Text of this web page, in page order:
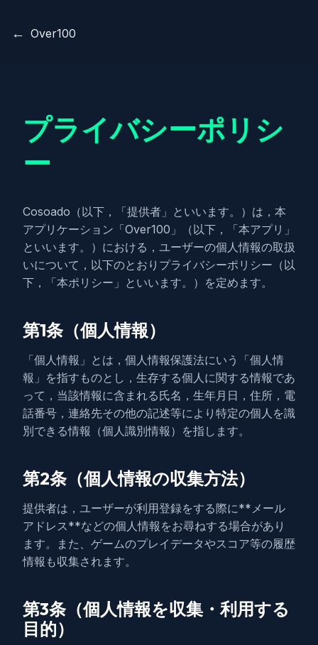
← Over100
プライバシーポリシ
ー
Cosoado（以下，「提供者」といいます。）は，本
アプリケーション「Over100」（以下，「本アプリ」
といいます。）における，ユーザーの個人情報の取扱
いについて，以下のとおりプライバシーポリシー（以
下，「本ポリシー」といいます。）を定めます。
第1条（個人情報）
「個人情報」とは，個人情報保護法にいう「個人情
報」を指すものとし，生存する個人に関する情報であ
って，当該情報に含まれる氏名，生年月日，住所，電
話番号，連絡先その他の記述等により特定の個人を識
別できる情報（個人識別情報）を指します。
第2条（個人情報の収集方法）
提供者は，ユーザーが利用登録をする際に**メール
アドレス**などの個人情報をお尋ねする場合があり
ます。また、ゲームのプレイデータやスコア等の履歴
情報も収集されます。
第3条（個人情報を収集・利用する
目的）